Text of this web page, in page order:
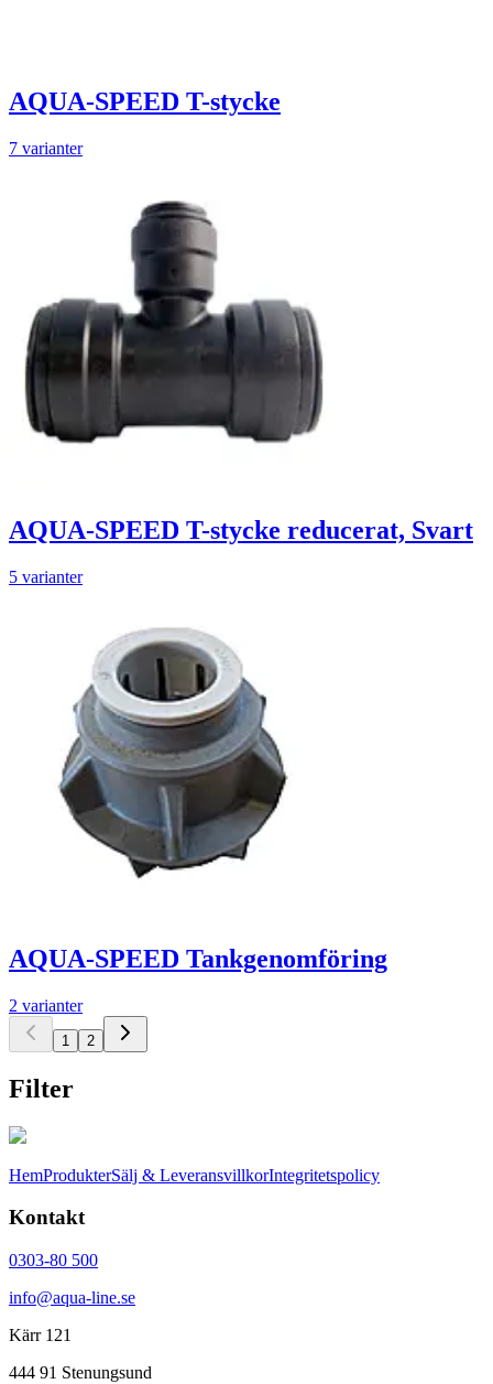
AQUA-SPEED T-stycke
7 varianter
AQUA-SPEED T-stycke reducerat, Svart
5 varianter
AQUA-SPEED Tankgenomföring
2 varianter
1 2
Filter
HemProdukterSälj & LeveransvillkorIntegritetspolicy
Kontakt
0303-80 500
info@aqua-line.se
Kärr 121
444 91 Stenungsund